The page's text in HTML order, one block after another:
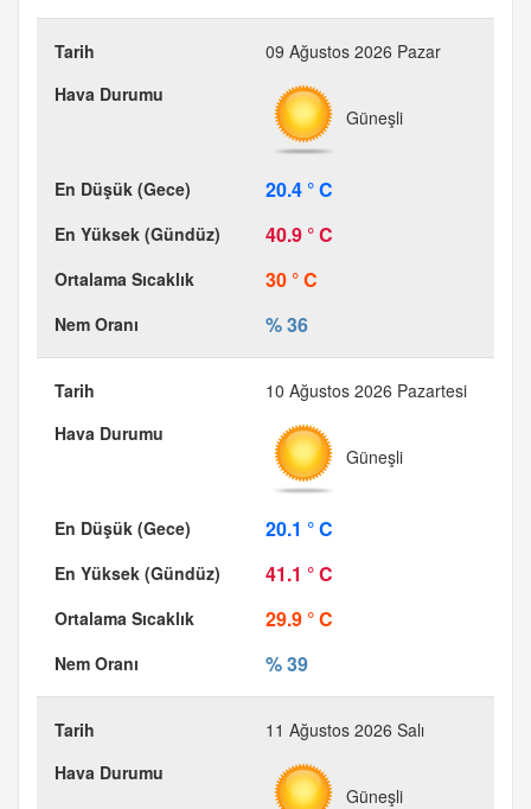
09 Ağustos 2026 Pazar
Güneşli
20.4 ° C
40.9 ° C
30 ° C
% 36
10 Ağustos 2026 Pazartesi
Güneşli
20.1 ° C
41.1 ° C
29.9 ° C
% 39
11 Ağustos 2026 Salı
Güneşli